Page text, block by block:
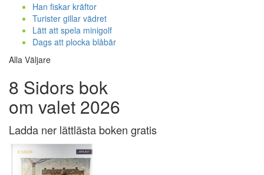
Han fiskar kräftor
Turister gillar vädret
Lätt att spela minigolf
Dags att plocka blåbär
Alla Väljare
8 Sidors bok
om valet 2026
Ladda ner lättlästa boken gratis